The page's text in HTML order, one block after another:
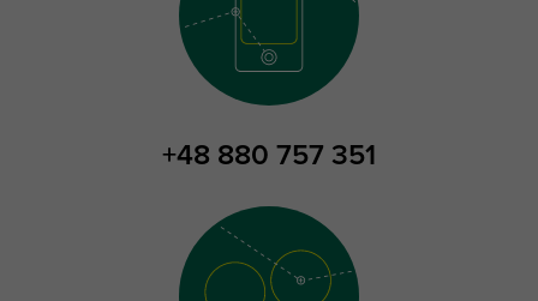
+48 880 757 351